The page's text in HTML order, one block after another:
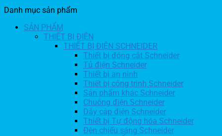
Danh mục sản phẩm
SẢN PHẨM
THIẾT BỊ ĐIỆN
THIẾT BỊ ĐIỆN SCHNEIDER
Thiết bị đóng cắt Schneider
Tủ điện Schneider
Thiết bị an ninh
Thiết bị công trình Schneider
Sản phẩm khác Schneider
Chuông điện Schneider
Dây cáp điện Schneider
Thiết bị Tự động hóa Schneider
Đèn chiếu sáng Schneider